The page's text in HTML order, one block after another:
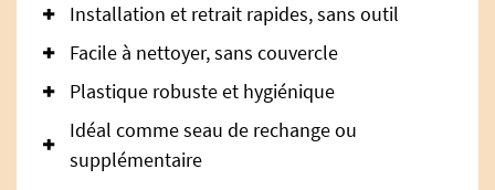
Installation et retrait rapides, sans outil
Facile à nettoyer, sans couvercle
Plastique robuste et hygiénique
Idéal comme seau de rechange ou
supplémentaire